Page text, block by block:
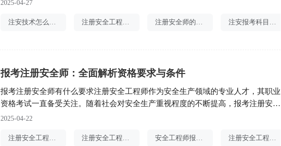
产管理》《安全生产技术基础》及《安全生产专业实务（化工安全）》。这四门科
2025-04-27
注安技术怎么通过 注册安全工程师证书打印 注册安全师的价值 注安报考科目怎么选
报考注册安全师：全面解析资格要求与条件
报考注册安全师有什么要求注册安全工程师作为安全生产领域的专业人才，其职业
资格考试一直备受关注。随着社会对安全生产重视程度的不断提高，报考注册安全
工程师的人数也在逐年增加。那么，想要成为一名注册安全工程师，需要满足哪些
程师的基本条件包括：具有中华人民共和国国籍，遵守国家法律法规，并具备良好
2025-04-22
注册安全工程师章节 注册安全工程师证书打印 安全工程师报考入口 注册安全工程师总分多少